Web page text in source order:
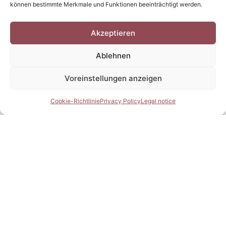
können bestimmte Merkmale und Funktionen beeinträchtigt werden.
Akzeptieren
Ablehnen
Voreinstellungen anzeigen
Cookie-RichtliniePrivacy PolicyLegal notice